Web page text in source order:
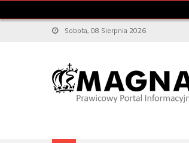
Sobota, 08 Sierpnia 2026